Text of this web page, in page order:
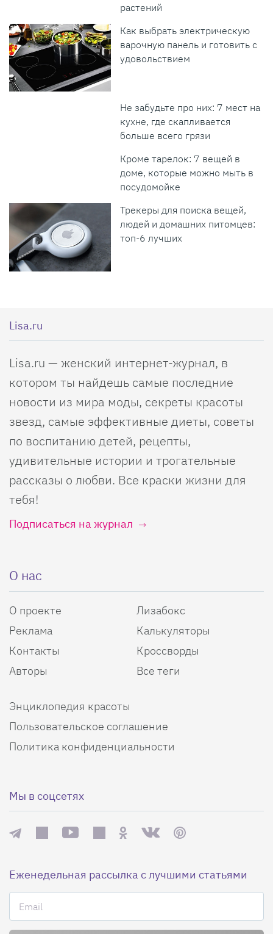
растений
Как выбрать электрическую
варочную панель и готовить с
удовольствием
Не забудьте про них: 7 мест на
кухне, где скапливается
больше всего грязи
Кроме тарелок: 7 вещей в
доме, которые можно мыть в
посудомойке
Трекеры для поиска вещей,
людей и домашних питомцев:
топ-6 лучших
Lisa.ru
Lisa.ru — женский интернет-журнал, в
котором ты найдешь самые последние
новости из мира моды, секреты красоты
звезд, самые эффективные диеты, советы
по воспитанию детей, рецепты,
удивительные истории и трогательные
рассказы о любви. Все краски жизни для
тебя!
Подписаться на журнал
О нас
О проекте
Реклама
Контакты
Авторы
Лизабокс
Калькуляторы
Кроссворды
Все теги
Энциклопедия красоты
Пользовательское соглашение
Политика конфиденциальности
Мы в соцсетях
Еженедельная рассылка с лучшими статьями